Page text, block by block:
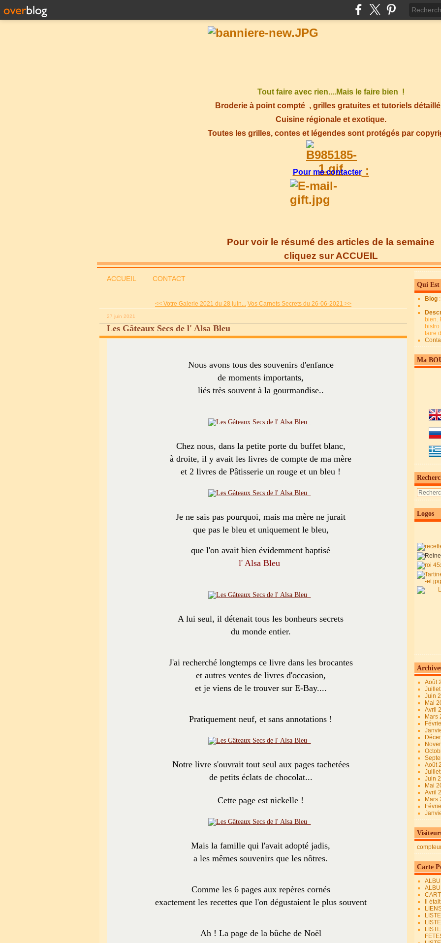
Tout faire avec rien....Mais le faire bien !
Broderie à point compté , grilles gratuites et tutoriels
Cuisine régionale et exotique.
Toutes les grilles, contes et légendes sont protégés par
Pour me contacter:
Pour voir le résumé des articles de la semaine
cliquez sur ACCUEIL
ACCUEIL CONTACT
<< Votre Galerie 2021 du 28 juin... Vos Carnets Secrets du 26-06-2021 >>
27 juin 2021
Les Gâteaux Secs de l' Alsa Bleu
Nous avons tous des souvenirs d'enfance
de moments importants,
liés très souvent à la gourmandise..
Chez nous, dans la petite porte du buffet blanc,
à droite, il y avait les livres de compte de ma mère
et 2 livres de Pâtisserie un rouge et un bleu !
Je ne sais pas pourquoi, mais ma mère ne jurait
que pas le bleu et uniquement le bleu,
que l'on avait bien évidemment baptisé
l' Alsa Bleu
A lui seul, il détenait tous les bonheurs secrets
du monde entier.
J'ai recherché longtemps ce livre dans les brocantes
et autres ventes de livres d'occasion,
et je viens de le trouver sur E-Bay....
Pratiquement neuf, et sans annotations !
Notre livre s'ouvrait tout seul aux pages tachetées
de petits éclats de chocolat...
Cette page est nickelle !
Mais la famille qui l'avait adopté jadis,
a les mêmes souvenirs que les nôtres.
Comme les 6 pages aux repères cornés
exactement les recettes que l'on dégustaient le plus souvent
Ah ! La page de la bûche de Noël
Qui Est
Blog
bien.
faire
Ma
Logos
Août
Juin
Mai
Avril
Mars
Août
Juin
Mai
Avril
Mars
Carte
Il